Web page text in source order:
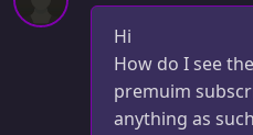
Hi
How do I see
premuim
anything as